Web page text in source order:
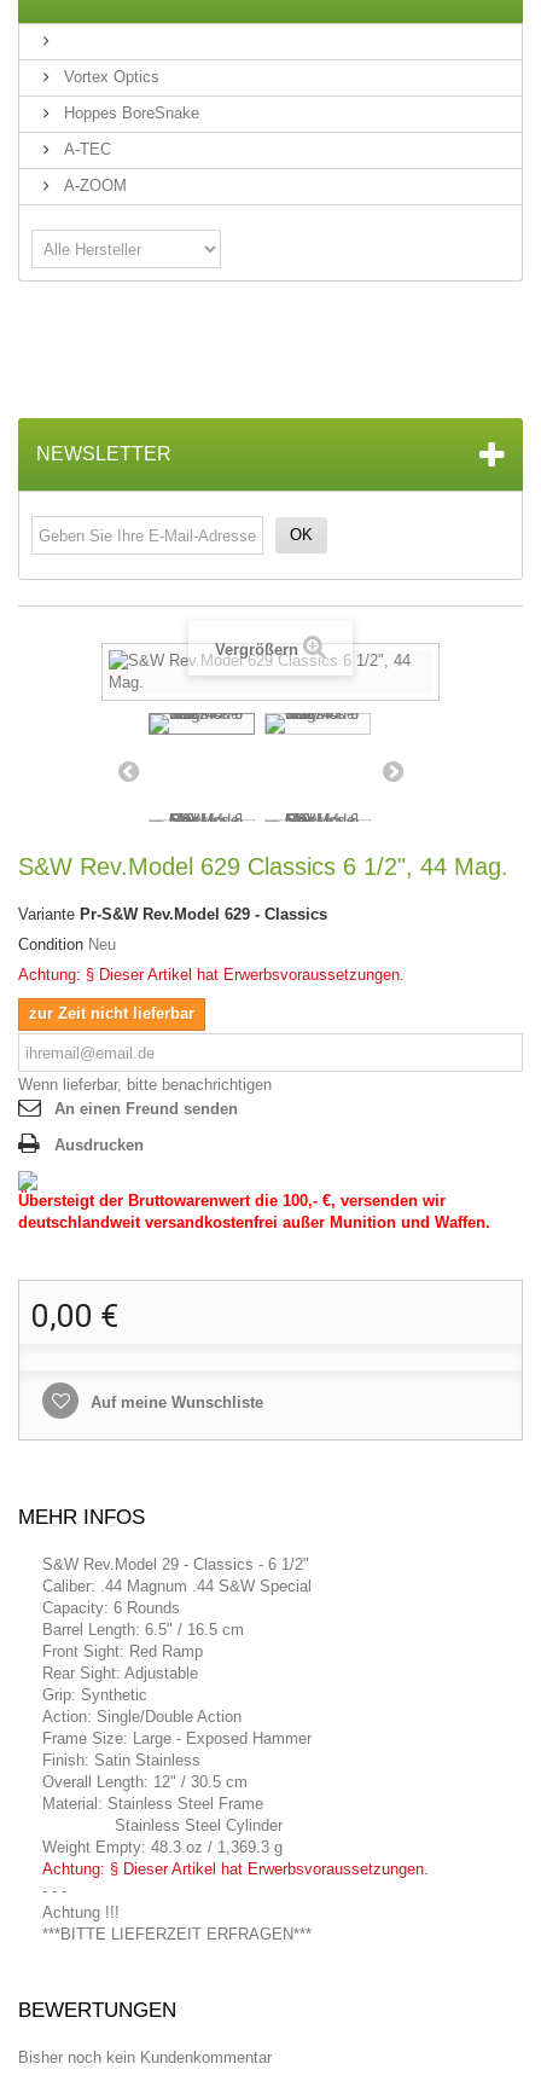
Vortex Optics
Hoppes BoreSnake
A-TEC
A-ZOOM
NEWSLETTER
OK
Vergrößern
S&W Rev.Model 629 Classics 6 1/2", 44 Mag.
Variante Pr-S&W Rev.Model 629 - Classics
Condition Neu
Achtung: § Dieser Artikel hat Erwerbsvoraussetzungen.
zur Zeit nicht lieferbar
Wenn lieferbar, bitte benachrichtigen
An einen Freund senden
Ausdrucken
Übersteigt der Bruttowarenwert die 100,- €, versenden wir
deutschlandweit versandkostenfrei außer Munition und Waffen.
0,00 €
Auf meine Wunschliste
MEHR INFOS
S&W Rev.Model 29 - Classics - 6 1/2"
Caliber: .44 Magnum .44 S&W Special
Capacity: 6 Rounds
Barrel Length: 6.5" / 16.5 cm
Front Sight: Red Ramp
Rear Sight: Adjustable
Grip: Synthetic
Action: Single/Double Action
Frame Size: Large - Exposed Hammer
Finish: Satin Stainless
Overall Length: 12" / 30.5 cm
Material: Stainless Steel Frame
Stainless Steel Cylinder
Weight Empty: 48.3 oz / 1,369.3 g
Achtung: § Dieser Artikel hat Erwerbsvoraussetzungen.
- - -
Achtung !!!
***BITTE LIEFERZEIT ERFRAGEN***
BEWERTUNGEN
Bisher noch kein Kundenkommentar